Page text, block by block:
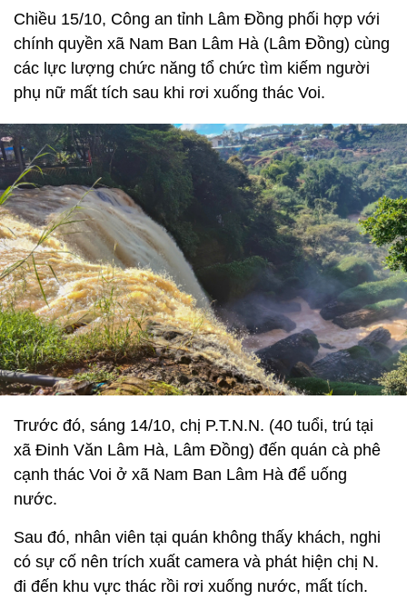
Chiều 15/10, Công an tỉnh Lâm Đồng phối hợp với
chính quyền xã Nam Ban Lâm Hà (Lâm Đồng) cùng
các lực lượng chức năng tổ chức tìm kiếm người
phụ nữ mất tích sau khi rơi xuống thác Voi.
Trước đó, sáng 14/10, chị P.T.N.N. (40 tuổi, trú tại
xã Đinh Văn Lâm Hà, Lâm Đồng) đến quán cà phê
cạnh thác Voi ở xã Nam Ban Lâm Hà để uống
nước.
Sau đó, nhân viên tại quán không thấy khách, nghi
có sự cố nên trích xuất camera và phát hiện chị N.
đi đến khu vực thác rồi rơi xuống nước, mất tích.